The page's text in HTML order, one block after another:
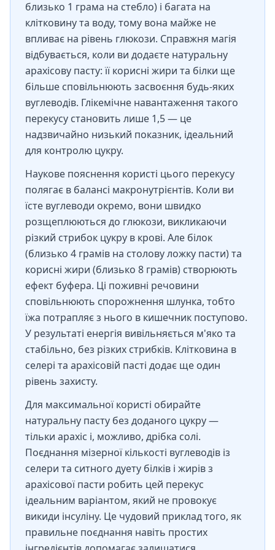
близько 1 грама на стебло) і багата на
клітковину та воду, тому вона майже не
впливає на рівень глюкози. Справжня магія
відбувається, коли ви додаєте натуральну
арахісову пасту: її корисні жири та білки ще
більше сповільнюють засвоєння будь-яких
вуглеводів. Глікемічне навантаження такого
перекусу становить лише 1,5 — це
надзвичайно низький показник, ідеальний
для контролю цукру.
Наукове пояснення користі цього перекусу
полягає в балансі макронутрієнтів. Коли ви
їсте вуглеводи окремо, вони швидко
розщеплюються до глюкози, викликаючи
різкий стрибок цукру в крові. Але білок
(близько 4 грамів на столову ложку пасти) та
корисні жири (близько 8 грамів) створюють
ефект буфера. Ці поживні речовини
сповільнюють спорожнення шлунка, тобто
їжа потрапляє з нього в кишечник поступово.
У результаті енергія вивільняється м'яко та
стабільно, без різких стрибків. Клітковина в
селері та арахісовій пасті додає ще один
рівень захисту.
Для максимальної користі обирайте
натуральну пасту без доданого цукру —
тільки арахіс і, можливо, дрібка солі.
Поєднання мізерної кількості вуглеводів із
селери та ситного дуету білків і жирів з
арахісової пасти робить цей перекус
ідеальним варіантом, який не провокує
викиди інсуліну. Це чудовий приклад того, як
правильне поєднання навіть простих